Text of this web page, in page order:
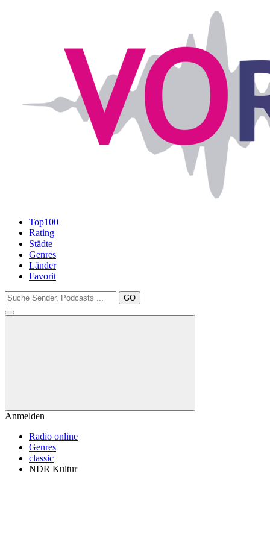
Top100
Rating
Städte
Genres
Länder
Favorit
GO
Anmelden
Radio online
Genres
classic
NDR Kultur